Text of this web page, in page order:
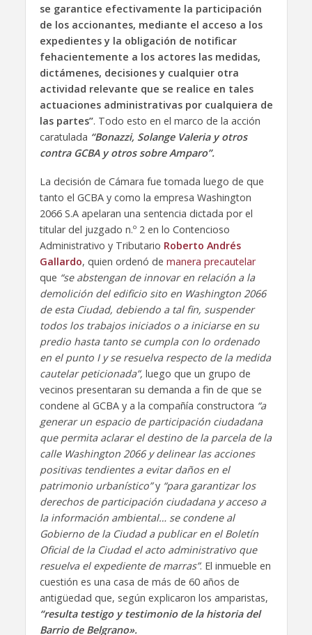
se garantice efectivamente la participación
de los accionantes, mediante el acceso a los
expedientes y la obligación de notificar
fehacientemente a los actores las medidas,
dictámenes, decisiones y cualquier otra
actividad relevante que se realice en tales
actuaciones administrativas por cualquiera de
las partes”. Todo esto en el marco de la acción
caratulada “Bonazzi, Solange Valeria y otros
contra GCBA y otros sobre Amparo”.
La decisión de Cámara fue tomada luego de que
tanto el GCBA y como la empresa Washington
2066 S.A apelaran una sentencia dictada por el
titular del juzgado n.º 2 en lo Contencioso
Administrativo y Tributario Roberto Andrés
Gallardo, quien ordenó de manera precautelar
que “se abstengan de innovar en relación a la
demolición del edificio sito en Washington 2066
de esta Ciudad, debiendo a tal fin, suspender
todos los trabajos iniciados o a iniciarse en su
predio hasta tanto se cumpla con lo ordenado
en el punto I y se resuelva respecto de la medida
cautelar peticionada”, luego que un grupo de
vecinos presentaran su demanda a fin de que se
condene al GCBA y a la compañía constructora “a
generar un espacio de participación ciudadana
que permita aclarar el destino de la parcela de la
calle Washington 2066 y delinear las acciones
positivas tendientes a evitar daños en el
patrimonio urbanístico”y“para garantizar los
derechos de participación ciudadana y acceso a
la información ambiental… se condene al
Gobierno de la Ciudad a publicar en el Boletín
Oficial de la Ciudad el acto administrativo que
resuelva el expediente de marras”. El inmueble en
cuestión es una casa de más de 60 años de
antigüedad que, según explicaron los amparistas,
“resulta testigo y testimonio de la historia del
Barrio de Belgrano».